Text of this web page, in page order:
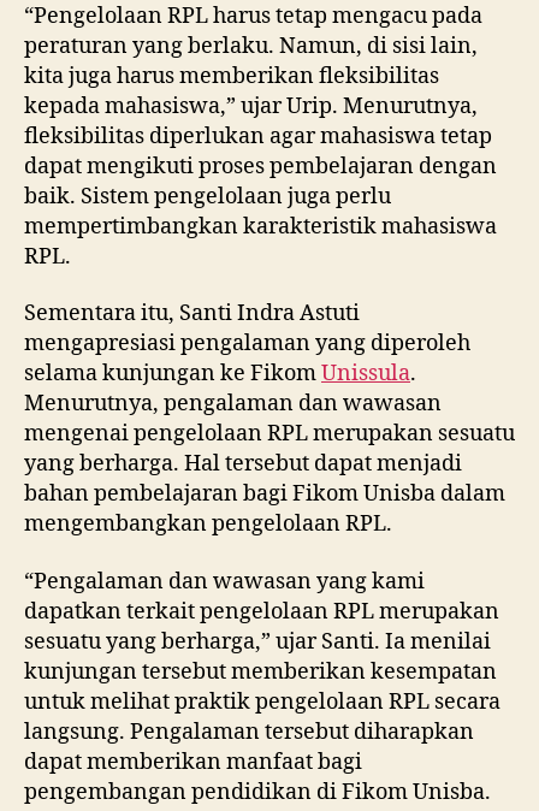
“Pengelolaan RPL harus tetap mengacu pada
peraturan yang berlaku. Namun, di sisi lain,
kita juga harus memberikan fleksibilitas
kepada mahasiswa,” ujar Urip. Menurutnya,
fleksibilitas diperlukan agar mahasiswa tetap
dapat mengikuti proses pembelajaran dengan
baik. Sistem pengelolaan juga perlu
mempertimbangkan karakteristik mahasiswa
RPL.
Sementara itu, Santi Indra Astuti
mengapresiasi pengalaman yang diperoleh
selama kunjungan ke FikomUnissula.
Menurutnya, pengalaman dan wawasan
mengenai pengelolaan RPL merupakan sesuatu
yang berharga. Hal tersebut dapat menjadi
bahan pembelajaran bagi Fikom Unisba dalam
mengembangkan pengelolaan RPL.
“Pengalaman dan wawasan yang kami
dapatkan terkait pengelolaan RPL merupakan
sesuatu yang berharga,” ujar Santi. Ia menilai
kunjungan tersebut memberikan kesempatan
untuk melihat praktik pengelolaan RPL secara
langsung. Pengalaman tersebut diharapkan
dapat memberikan manfaat bagi
pengembangan pendidikan di Fikom Unisba.